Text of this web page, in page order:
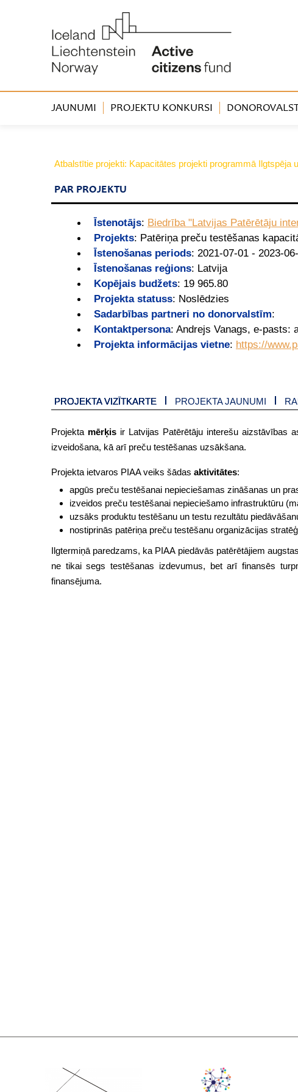
JAUNUMI PROJEKTU KONKURSI
Atbalstītie projekti: Kapacitātes projekti programmā Ilgtspēja
PAR PROJEKTU
Īstenotājs: Biedrība "Latvijas Patērētāju
Projekts: Patēriņa preču testēšanas
Īstenošanas periods: 2021-07-01 - 2023-
Īstenošanas reģions: Latvija
Kopējais budžets: 19 965.80
Projekta statuss: Noslēdzies
Sadarbības partneri no donorvalstīm:
Kontaktpersona: Andrejs Vanags, e-pasts:
Projekta informācijas vietne: https://
PROJEKTA VIZĪTKARTE PROJEKTA JAUNUMI
Projekta mērķisir Latvijas Patērētāju interešu aizstāvības
izveidošana, kā arī preču testēšanas uzsākšana.
Projekta ietvaros PIAA veiks šādas aktivitātes:
apgūs preču testēšanai nepieciešamas zināšanas un
izveidos preču testēšanai nepieciešamo infrastruktūru
uzsāks produktu testēšanu un testu rezultātu
nostiprinās patēriņa preču testēšanu organizācijas
Ilgtermiņā paredzams, ka PIAA piedāvās patērētājiem
ne tikai segs testēšanas izdevumus, bet arī finansēs
finansējuma.